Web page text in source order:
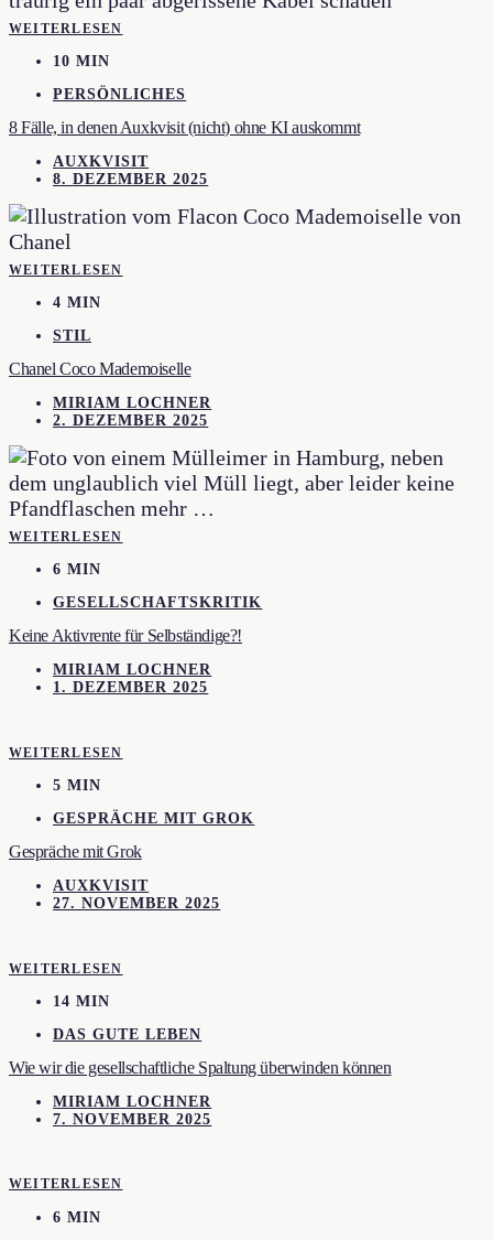
WEITERLESEN
10 MIN
PERSÖNLICHES
8 Fälle, in denen Auxkvisit (nicht) ohne KI auskommt
AUXKVISIT
8. DEZEMBER 2025
WEITERLESEN
4 MIN
STIL
Chanel Coco Mademoiselle
MIRIAM LOCHNER
2. DEZEMBER 2025
WEITERLESEN
6 MIN
GESELLSCHAFTSKRITIK
Keine Aktivrente für Selbständige?!
MIRIAM LOCHNER
1. DEZEMBER 2025
WEITERLESEN
5 MIN
GESPRÄCHE MIT GROK
Gespräche mit Grok
AUXKVISIT
27. NOVEMBER 2025
WEITERLESEN
14 MIN
DAS GUTE LEBEN
Wie wir die gesellschaftliche Spaltung überwinden können
MIRIAM LOCHNER
7. NOVEMBER 2025
WEITERLESEN
6 MIN